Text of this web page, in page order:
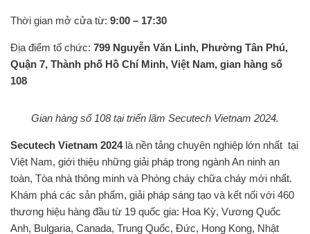
Thời gian mở cửa từ: 9:00 – 17:30
Địa điểm tổ chức: 799 Nguyễn Văn Linh, Phường Tân Phú,
Quận 7, Thành phố Hồ Chí Minh, Việt Nam, gian hàng số
108
Gian hàng số 108 tại triển lãm Secutech Vietnam 2024.
Secutech Vietnam 2024là nền tảng chuyên nghiệp lớn nhất tại
Việt Nam, giới thiệu những giải pháp trong ngành An ninh an
toàn, Tòa nhà thông minh và Phòng cháy chữa cháy mới nhất.
Khám phá các sản phẩm, giải pháp sáng tạo và kết nối với 460
thương hiệu hàng đầu từ 19 quốc gia: Hoa Kỳ, Vương Quốc
Anh, Bulgaria, Canada, Trung Quốc, Đức, Hong Kong, Nhật